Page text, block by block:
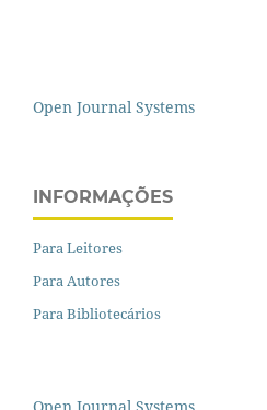
Open Journal Systems
INFORMAÇÕES
Para Leitores
Para Autores
Para Bibliotecários